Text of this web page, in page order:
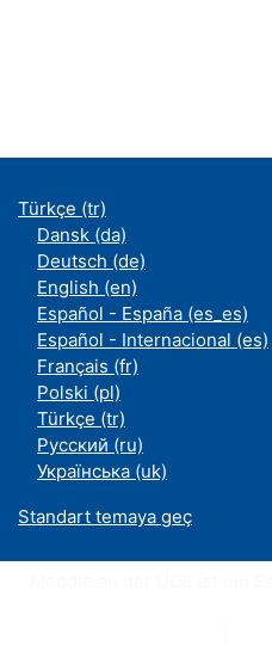
Türkçe ‎(tr)‎
Dansk ‎(da)‎
Deutsch ‎(de)‎
English ‎(en)‎
Español - España ‎(es_es)‎
Español - Internacional ‎(es)‎
Français ‎(fr)‎
Polski ‎(pl)‎
Türkçe ‎(tr)‎
Русский ‎(ru)‎
Українська ‎(uk)‎
Standart temaya geç